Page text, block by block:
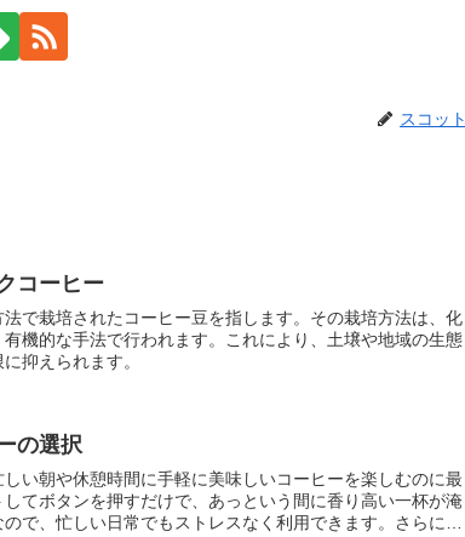
スコット
コーヒー
で栽培されたコーヒー豆を指します。その栽培方法は、化
機的な手法で行われます。これにより、土壌や地域の生態
抑えられます。
の選択
い朝や休憩時間に手軽に美味しいコーヒーを楽しむのに最
てボタンを押すだけで、あっという間に香り高い一杯が淹
で、忙しい日常でもストレスなく利用できます。さらに、